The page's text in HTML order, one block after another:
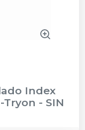
Index
Tryon - SIN